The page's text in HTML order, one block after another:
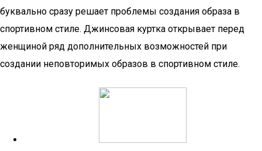
буквально сразу решает проблемы создания образа в
спортивном стиле. Джинсовая куртка открывает перед
женщиной ряд дополнительных возможностей при
создании неповторимых образов в спортивном стиле.